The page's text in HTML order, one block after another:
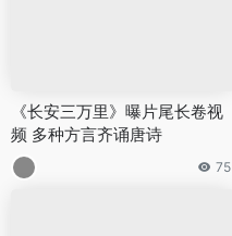
《长安三万里》曝片尾长卷视
频 多种方言齐诵唐诗
75